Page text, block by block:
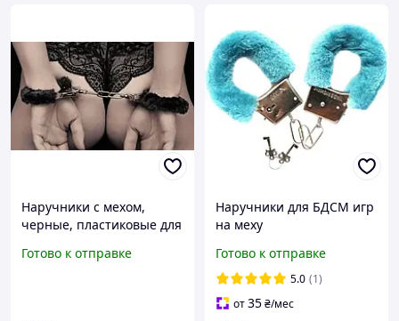
Наручники с мехом,
черные, пластиковые для
Готово к отправке
Наручники для БДСМ игр
на меху
Готово к отправке
5.0 (1)
от35₴/мес